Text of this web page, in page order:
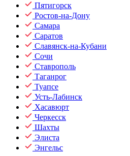
Пятигорск
Ростов-на-Дону
Самара
Саратов
Славянск-на-Кубани
Сочи
Ставрополь
Таганрог
Туапсе
Усть-Лабинск
Хасавюрт
Черкесск
Шахты
Элиста
Энгельс